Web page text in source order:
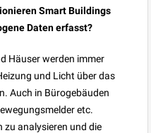
Smart Buildings
Daten erfasst?
Häuser werden immer
und Licht über das
Auch in Bürogebäuden
etc.
analysieren und die